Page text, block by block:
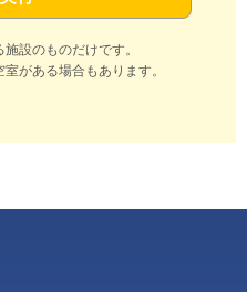
設のものだけです。
がある場合もあります。